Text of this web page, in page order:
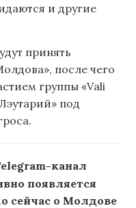
и другие
принять
после чего
группы «Vali
под
канал
появляется
сейчас о Молдове